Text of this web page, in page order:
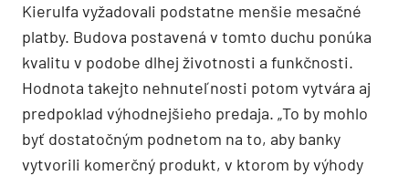
Kierulfa vyžadovali podstatne menšie mesačné
platby. Budova postavená v tomto duchu ponúka
kvalitu v podobe dlhej životnosti a funkčnosti.
Hodnota takejto nehnuteľnosti potom vytvára aj
predpoklad výhodnejšieho predaja. „To by mohlo
byť dostatočným podnetom na to, aby banky
vytvorili komerčný produkt, v ktorom by výhody